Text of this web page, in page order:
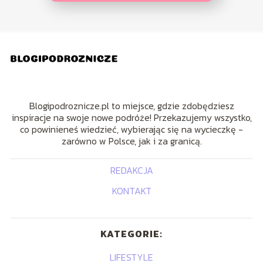
Blogipodroznicze.pl to miejsce, gdzie zdobędziesz
inspiracje na swoje nowe podróże! Przekazujemy wszystko,
co powinieneś wiedzieć, wybierając się na wycieczkę -
zarówno w Polsce, jak i za granicą.
REDAKCJA
KONTAKT
KATEGORIE:
LIFESTYLE